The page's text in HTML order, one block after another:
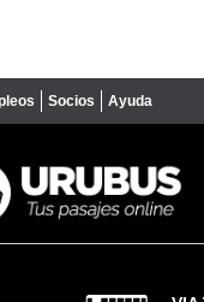
Socios Ayuda